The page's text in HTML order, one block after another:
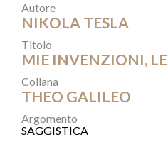
Autore
NIKOLA TESLA
Titolo
MIE INVENZIONI, LE
Collana
THEO GALILEO
Argomento
SAGGISTICA